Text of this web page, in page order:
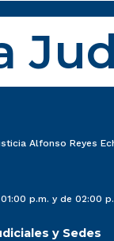
Alfonso Reyes
p.m. y de 02:00
y Sedes